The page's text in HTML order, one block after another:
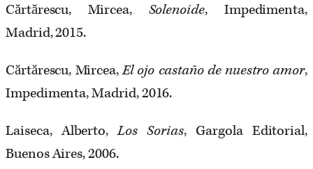
Cărtărescu, Mircea, Solenoide, Impedimenta,
Madrid, 2015.
Cărtărescu, Mircea,El ojo castaño de nuestro amor,
Impedimenta, Madrid, 2016.
Laiseca, Alberto,Los Sorias, Gargola Editorial,
Buenos Aires, 2006.